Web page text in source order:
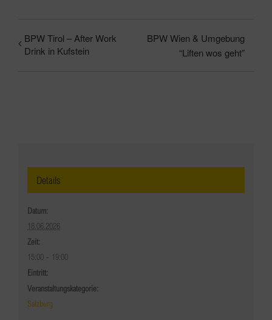
BPW Tirol – After Work
Drink in Kufstein
BPW Wien & Umgebung
“Liften wos geht”
Details
Datum:
18.06.2026
Zeit:
15:00 - 19:00
Eintritt:
Veranstaltungskategorie:
Salzburg